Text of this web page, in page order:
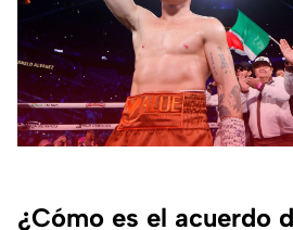
¿Cómo es el acuerdo